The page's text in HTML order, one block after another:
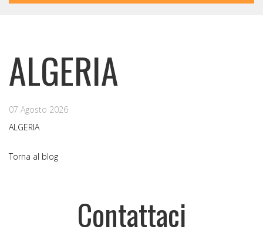
ALGERIA
07 Agosto 2026
ALGERIA
Torna al blog
Contattaci